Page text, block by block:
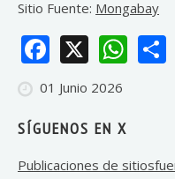
Sitio Fuente: Mongabay
Facebook
X
01 Junio 2026
SÍGUENOS EN X
Publicaciones de